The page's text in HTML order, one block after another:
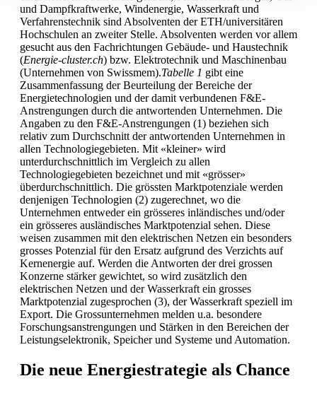
und Dampfkraftwerke, Windenergie, Wasserkraft und
Verfahrenstechnik sind Absolventen der ETH/universitären
Hochschulen an zweiter Stelle. Absolventen werden vor allem
gesucht aus den Fachrichtungen Gebäude- und Haustechnik
(Energie-cluster.ch) bzw. Elektrotechnik und Maschinenbau
(Unternehmen von Swissmem).Tabelle 1 gibt eine
Zusammenfassung der Beurteilung der Bereiche der
Energietechnologien und der damit verbundenen F&E-
Anstrengungen durch die antwortenden Unternehmen. Die
Angaben zu den F&E-Anstrengungen (1) beziehen sich
relativ zum Durchschnitt der antwortenden Unternehmen in
allen Technologiegebieten. Mit «kleiner» wird
unterdurchschnittlich im Vergleich zu allen
Technologiegebieten bezeichnet und mit «grösser»
überdurchschnittlich. Die grössten Marktpotenziale werden
denjenigen Technologien (2) zugerechnet, wo die
Unternehmen entweder ein grösseres inländisches und/oder
ein grösseres ausländisches Marktpotenzial sehen. Diese
weisen zusammen mit den elektrischen Netzen ein besonders
grosses Potenzial für den Ersatz aufgrund des Verzichts auf
Kernenergie auf. Werden die Antworten der drei grossen
Konzerne stärker gewichtet, so wird zusätzlich den
elektrischen Netzen und der Wasserkraft ein grosses
Marktpotenzial zugesprochen (3), der Wasserkraft speziell im
Export. Die Grossunternehmen melden u.a. besondere
Forschungsanstrengungen und Stärken in den Bereichen der
Leistungselektronik, Speicher und Systeme und Automation.
Die neue Energiestrategie als Chance